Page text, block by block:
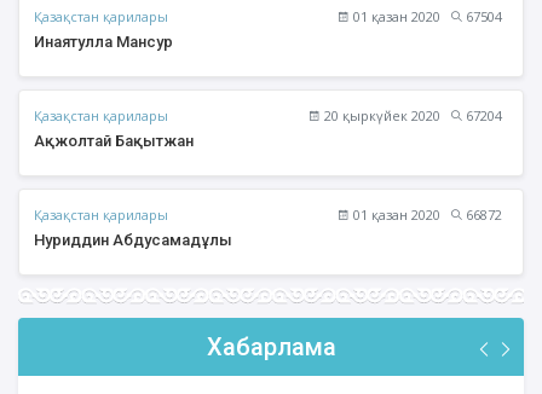
Қазақстан қарилары 01 қазан 2020
67504
Инаятулла Мансур
Қазақстан қарилары 20 қыркүйек 2020
67204
Ақжолтай Бақытжан
Қазақстан қарилары 01 қазан 2020
66872
Нуриддин Абдусамадұлы
Хабарлама